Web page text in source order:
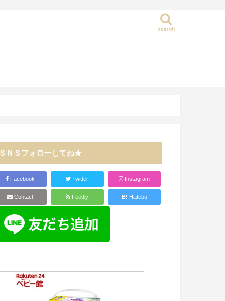
search
ＳＮＳフォローしてね★
Facebook Twitter Instagram
Contact Feedly B! Hatebu